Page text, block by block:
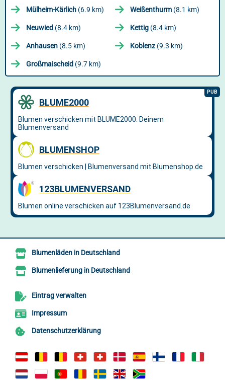
Mülheim-Kärlich (6.9 km) Weißenthurm (8.1 km)
Neuwied (8.4 km) Kettig (8.4 km)
Anhausen (8.5 km) Koblenz (9.3 km)
Großmaischeid (9.7 km)
Blumenläden in Deutschland
Blumenlieferung in Deutschland
Eintrag verwalten
Impressum
Datenschutzerklärung